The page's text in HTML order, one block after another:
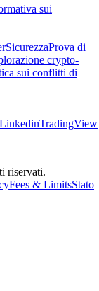
sui
SicurezzaProva di
crypto-
sui conflitti di
LinkedinTradingView
riservati.
Fees & LimitsStato